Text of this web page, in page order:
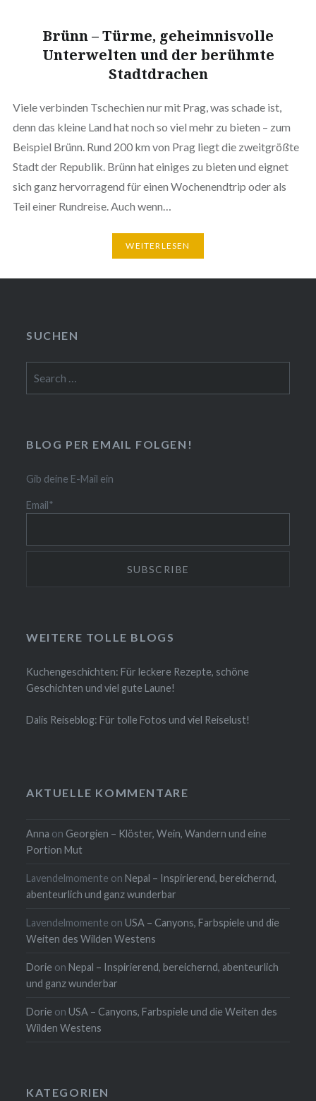
Brünn – Türme, geheimnisvolle
Unterwelten und der berühmte
Stadtdrachen
Viele verbinden Tschechien nur mit Prag, was schade ist,
denn das kleine Land hat noch so viel mehr zu bieten – zum
Beispiel Brünn. Rund 200 km von Prag liegt die zweitgrößte
Stadt der Republik. Brünn hat einiges zu bieten und eignet
sich ganz hervorragend für einen Wochenendtrip oder als
Teil einer Rundreise. Auch wenn…
WEITERLESEN
SUCHEN
for:
BLOG PER EMAIL FOLGEN!
Gib deine E-Mail ein
Email*
WEITERE TOLLE BLOGS
Kuchengeschichten: Für leckere Rezepte, schöne
Geschichten und viel gute Laune!
Dalis Reiseblog: Für tolle Fotos und viel Reiselust!
AKTUELLE KOMMENTARE
Anna on Georgien – Klöster, Wein, Wandern und eine
Portion Mut
Lavendelmomente onNepal – Inspirierend, bereichernd,
abenteurlich und ganz wunderbar
Lavendelmomente onUSA – Canyons, Farbspiele und die
Weiten des Wilden Westens
Dorie onNepal – Inspirierend, bereichernd, abenteurlich
und ganz wunderbar
Dorie onUSA – Canyons, Farbspiele und die Weiten des
Wilden Westens
KATEGORIEN